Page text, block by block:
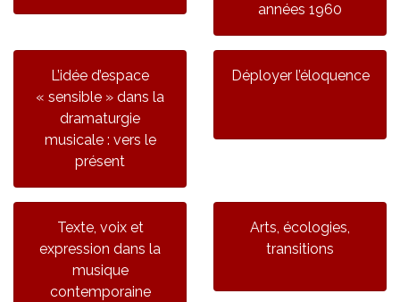
années 1960
L’idée d’espace
« sensible » dans la
dramaturgie
musicale : vers le
présent
Déployer l’éloquence
Texte, voix et
expression dans la
musique
contemporaine
Arts, écologies,
transitions